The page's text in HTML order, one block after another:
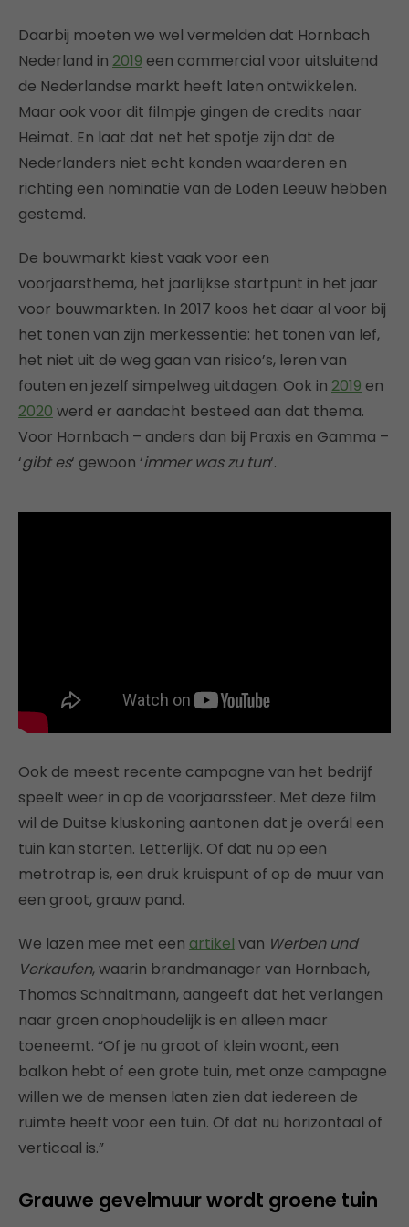
Daarbij moeten we wel vermelden dat Hornbach
Nederland in 2019 een commercial voor uitsluitend
de Nederlandse markt heeft laten ontwikkelen.
Maar ook voor dit filmpje gingen de credits naar
Heimat. En laat dat net het spotje zijn dat de
Nederlanders niet echt konden waarderen en
richting een nominatie van de Loden Leeuw hebben
gestemd.
De bouwmarkt kiest vaak voor een
voorjaarsthema, het jaarlijkse startpunt in het jaar
voor bouwmarkten. In 2017 koos het daar al voor bij
het tonen van zijn merkessentie: het tonen van lef,
het niet uit de weg gaan van risico’s, leren van
fouten en jezelf simpelweg uitdagen. Ook in 2019 en
2020 werd er aandacht besteed aan dat thema.
Voor Hornbach – anders dan bij Praxis en Gamma –
‘gibt es‘ gewoon ‘immer was zu tun‘.
Ook de meest recente campagne van het bedrijf
speelt weer in op de voorjaarssfeer. Met deze film
wil de Duitse kluskoning aantonen dat je overál een
tuin kan starten. Letterlijk. Of dat nu op een
metrotrap is, een druk kruispunt of op de muur van
een groot, grauw pand.
We lazen mee met een artikel van Werben und
Verkaufen, waarin brandmanager van Hornbach,
Thomas Schnaitmann, aangeeft dat het verlangen
naar groen onophoudelijk is en alleen maar
toeneemt. “Of je nu groot of klein woont, een
balkon hebt of een grote tuin, met onze campagne
willen we de mensen laten zien dat iedereen de
ruimte heeft voor een tuin. Of dat nu horizontaal of
verticaal is.”
Grauwe gevelmuur wordt groene tuin